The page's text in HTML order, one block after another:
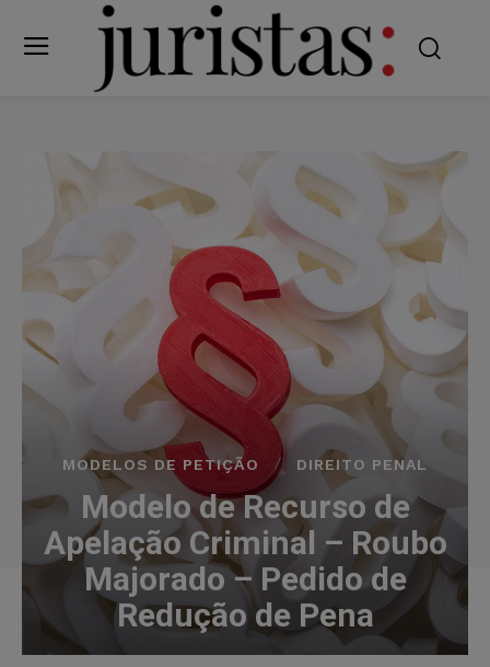
MODELOS DE PETIÇÃO DIREITO PENAL
Modelo de Recurso de
Apelação Criminal – Roubo
Majorado – Pedido de
Redução de Pena